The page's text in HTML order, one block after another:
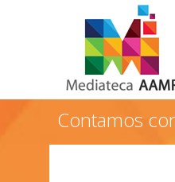
Contamos